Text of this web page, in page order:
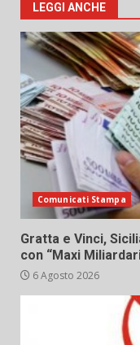
LEGGI ANCHE
Comunicati Stampa
Gratta e Vinci,
con “Maxi
6 Agosto 2026